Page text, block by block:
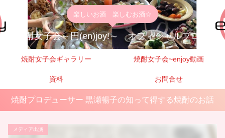
楽しいお酒 楽しむお酒☆
焼酎女子会～円(en)joy!～ オフィシャルブログ
焼酎女子会ギャラリー 焼酎女子会~enjoy動画
資料 お問合せ
焼酎プロデューサー 黒瀬暢子の知って得する焼酎のお話
メディア出演